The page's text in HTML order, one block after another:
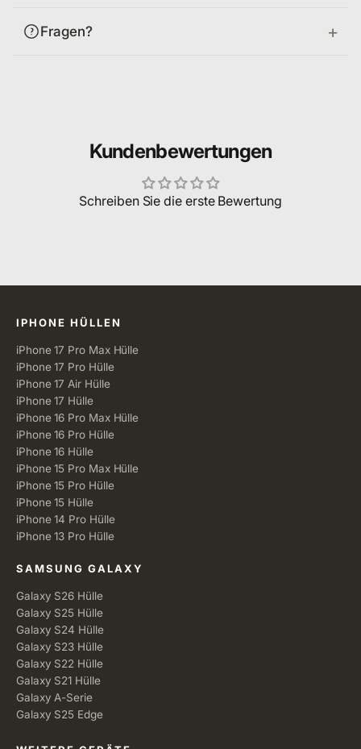
Fragen?
Kundenbewertungen
Schreiben Sie die erste Bewertung
Alle Kategorien
IPHONE HÜLLEN
iPhone 17 Pro Max Hülle
iPhone 17 Pro Hülle
iPhone 17 Air Hülle
iPhone 17 Hülle
iPhone 16 Pro Max Hülle
iPhone 16 Pro Hülle
iPhone 16 Hülle
iPhone 15 Pro Max Hülle
iPhone 15 Pro Hülle
iPhone 15 Hülle
iPhone 14 Pro Hülle
iPhone 13 Pro Hülle
SAMSUNG GALAXY
Galaxy S26 Hülle
Galaxy S25 Hülle
Galaxy S24 Hülle
Galaxy S23 Hülle
Galaxy S22 Hülle
Galaxy S21 Hülle
Galaxy A-Serie
Galaxy S25 Edge